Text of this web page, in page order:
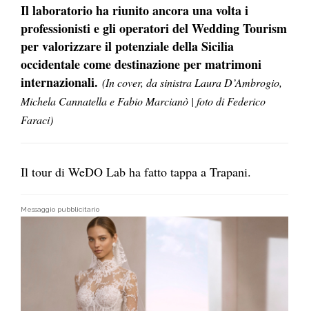
Il laboratorio ha riunito ancora una volta i
professionisti e gli operatori del Wedding Tourism
per valorizzare il potenziale della Sicilia
occidentale come destinazione per matrimoni
internazionali. (In cover, da sinistra Laura D’Ambrogio,
Michela Cannatella e Fabio Marcianò | fotodi Federico
Faraci)
Il tour di WeDO Lab ha fatto tappa a Trapani.
Messaggio pubblicitario